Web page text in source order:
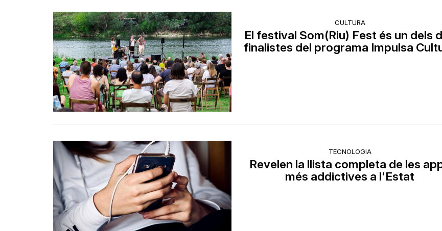
CULTURA
El festival Som(Riu) Fest és un dels
finalistes del programa Impulsa
TECNOLOGIA
Revelen la llista completa de les
més addictives a l'Estat